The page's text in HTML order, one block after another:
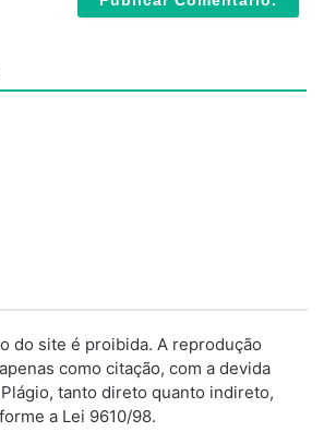
do site é proibida. A reprodução
como citação, com a devida
tanto direto quanto indireto,
a Lei 9610/98.